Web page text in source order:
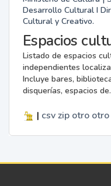
Desarrollo Cultural I
Cultural y Creativo.
Espacios
Listado de espacios
independientes
Incluye bares,
disquerías, espacios
| csv zip otro otro